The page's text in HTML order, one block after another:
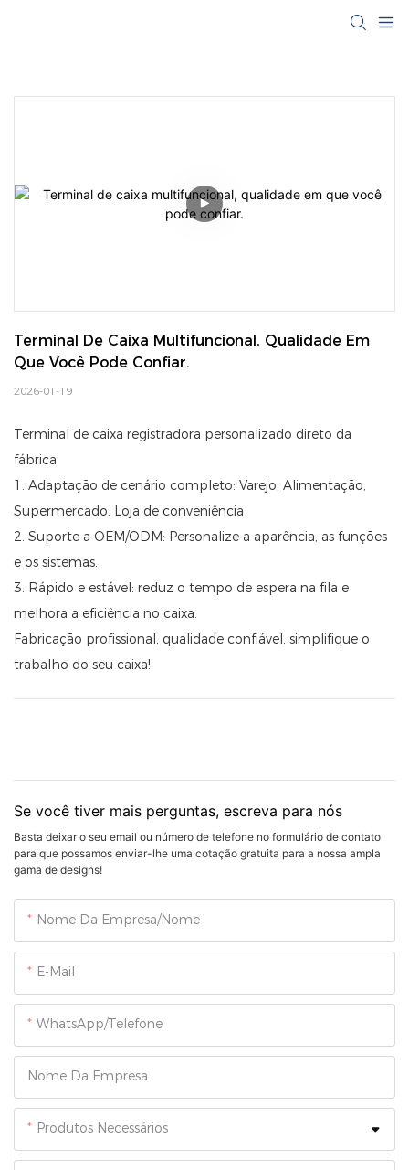
Terminal De Caixa Multifuncional, Qualidade Em
Que Você Pode Confiar.
2026-01-19
Terminal de caixa registradora personalizado direto da
fábrica
1. Adaptação de cenário completo: Varejo, Alimentação,
Supermercado, Loja de conveniência
2. Suporte a OEM/ODM: Personalize a aparência, as funções
e os sistemas.
3. Rápido e estável: reduz o tempo de espera na fila e
melhora a eficiência no caixa.
Fabricação profissional, qualidade confiável, simplifique o
trabalho do seu caixa!
Se você tiver mais perguntas, escreva para nós
Basta deixar o seu email ou número de telefone no formulário de contato
para que possamos enviar-lhe uma cotação gratuita para a nossa ampla
gama de designs!
Nome Da Empresa/Nome
E-Mail
WhatsApp/Telefone
Nome Da Empresa
Produtos Necessários